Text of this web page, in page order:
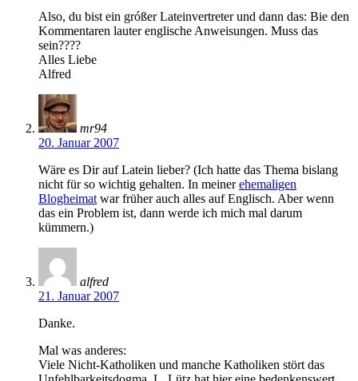
Also, du bist ein gróßer Lateinvertreter und dann das: Bie den
Kommentaren lauter englische Anweisungen. Muss das
sein????
Alles Liebe
Alfred
mr94
20. Januar 2007
Wäre es Dir auf Latein lieber? (Ich hatte das Thema bislang
nicht für so wichtig gehalten. In meinerehemaligen
Blogheimat war früher auch alles auf Englisch. Aber wenn
das ein Problem ist, dann werde ich mich mal darum
kümmern.)
alfred
21. Januar 2007
Danke.
Mal was anderes:
Viele Nicht-Katholiken und manche Katholiken stört das